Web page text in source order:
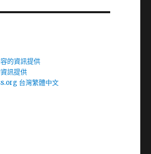
的資訊提供
訊提供
台灣繁體中文